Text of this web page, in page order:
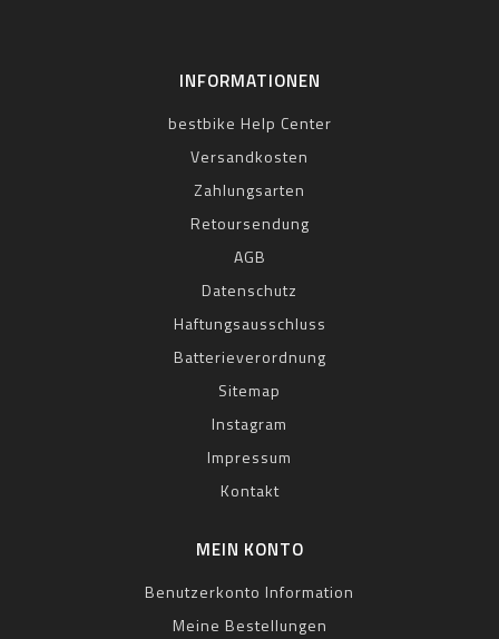
INFORMATIONEN
bestbike Help Center
Versandkosten
Zahlungsarten
Retoursendung
AGB
Datenschutz
Haftungsausschluss
Batterieverordnung
Sitemap
Instagram
Impressum
Kontakt
MEIN KONTO
Benutzerkonto Information
Meine Bestellungen